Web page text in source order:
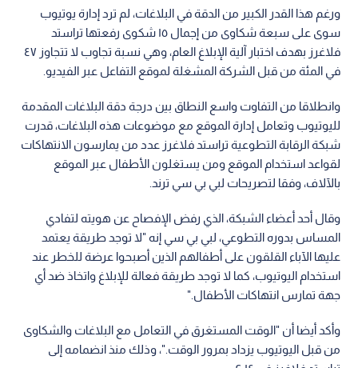
ورغم هذا القدر الكبير من الدقة في البلاغات، لم ترد إدارة يوتيوب
سوى على سبعة شكاوى من إجمال ١٥ شكوى رفعتها تراستد
فلاغرز بهدف اختبار آلية الإبلاغ العام، وهي نسبة تجاوب لا تتجاوز ٤٧
في المئة من قبل الشركة المشغلة لموقع التفاعل عبر الفيديو.
وانطلاقا من التفاوت واسع النطاق بين درجة دقة البلاغات المقدمة
لليوتيوب وتعامل إدارة الموقع مع موضوعات هذه البلاغات، قدرت
شبكة الرقابة التطوعية تراستد فلاغرز عدد من يمارسون الانتهاكات
لقواعد استخدام الموقع ومن يستغلون الأطفال عبر الموقع
بالآلاف، وفقا لتصريحات لبي بي سي ترند.
وقال أحد أعضاء الشبكة، الذي رفض الإفصاح عن هويته لتفادي
المساس بدوره التطوعي، لبي بي سي إنه "لا توجد طريقة يعتمد
عليها الآباء القلقون على أطفالهم الذين أصبحوا عرضة للخطر عند
استخدام اليوتيوب، كما لا توجد طريقة فعالة للإبلاغ واتخاذ ضد أي
جهة تمارس انتهاكات الأطفال."
وأكد أيضا أن "الوقت المستغرق في التعامل مع البلاغات والشكاوى
من قبل اليوتيوب يزداد بمرور الوقت."، وذلك منذ انضمامه إلى